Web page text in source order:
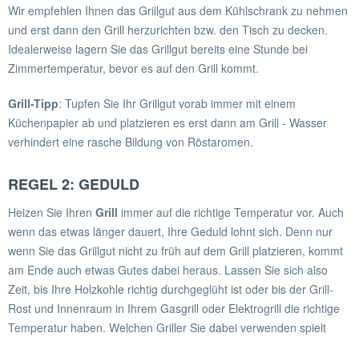
Wir empfehlen Ihnen das Grillgut aus dem Kühlschrank zu nehmen
und erst dann den Grill herzurichten bzw. den Tisch zu decken.
Idealerweise lagern Sie das Grillgut bereits eine Stunde bei
Zimmertemperatur, bevor es auf den Grill kommt.
Grill-Tipp: Tupfen Sie Ihr Grillgut vorab immer mit einem
Küchenpapier ab und platzieren es erst dann am Grill - Wasser
verhindert eine rasche Bildung von Röstaromen.
REGEL 2: GEDULD
Heizen Sie Ihren Grill immer auf die richtige Temperatur vor. Auch
wenn das etwas länger dauert, Ihre Geduld lohnt sich. Denn nur
wenn Sie das Grillgut nicht zu früh auf dem Grill platzieren, kommt
am Ende auch etwas Gutes dabei heraus. Lassen Sie sich also
Zeit, bis Ihre Holzkohle richtig durchgeglüht ist oder bis der Grill-
Rost und Innenraum in Ihrem Gasgrill oder Elektrogrill die richtige
Temperatur haben. Welchen Griller Sie dabei verwenden spielt